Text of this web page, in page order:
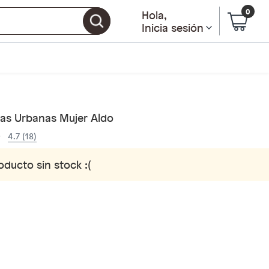
Hola,
Inicia sesión
0
Urbanas Mujer Aldo
4.7 (18)
sin stock :(